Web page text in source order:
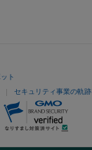
ト
セキュリティ事業の軌跡